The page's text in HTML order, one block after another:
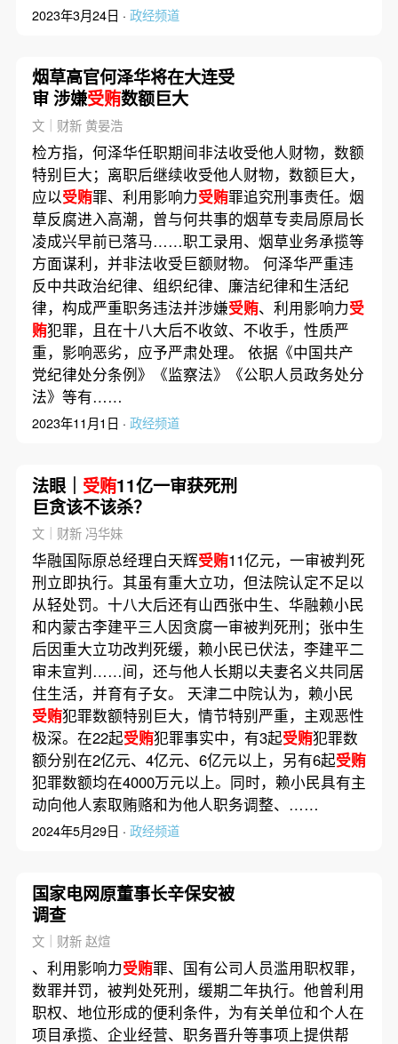
2023年3月24日 · 政经频道
烟草高官何泽华将在大连受
审 涉嫌受贿数额巨大
文｜财新 黄晏浩
检方指，何泽华任职期间非法收受他人财物，数额
特别巨大；离职后继续收受他人财物，数额巨大，
应以受贿罪、利用影响力受贿罪追究刑事责任。烟
草反腐进入高潮，曾与何共事的烟草专卖局原局长
凌成兴早前已落马……职工录用、烟草业务承揽等
方面谋利，并非法收受巨额财物。 何泽华严重违
反中共政治纪律、组织纪律、廉洁纪律和生活纪
律，构成严重职务违法并涉嫌受贿、利用影响力受
贿犯罪，且在十八大后不收敛、不收手，性质严
重，影响恶劣，应予严肃处理。 依据《中国共产
党纪律处分条例》《监察法》《公职人员政务处分
法》等有……
2023年11月1日 · 政经频道
法眼｜ 受贿11亿一审获死刑
巨贪该不该杀？
文｜财新 冯华妹
华融国际原总经理白天辉受贿11亿元，一审被判死
刑立即执行。其虽有重大立功，但法院认定不足以
从轻处罚。十八大后还有山西张中生、华融赖小民
和内蒙古李建平三人因贪腐一审被判死刑；张中生
后因重大立功改判死缓，赖小民已伏法，李建平二
审未宣判……间，还与他人长期以夫妻名义共同居
住生活，并育有子女。 天津二中院认为，赖小民
受贿犯罪数额特别巨大，情节特别严重，主观恶性
极深。在22起受贿犯罪事实中，有3起受贿犯罪数
额分别在2亿元、4亿元、6亿元以上，另有6起受贿
犯罪数额均在4000万元以上。同时，赖小民具有主
动向他人索取贿赂和为他人职务调整、……
2024年5月29日 · 政经频道
国家电网原董事长辛保安被
调查
文｜财新 赵煊
、利用影响力受贿罪、国有公司人员滥用职权罪，
数罪并罚，被判处死刑，缓期二年执行。他曾利用
职权、地位形成的便利条件，为有关单位和个人在
项目承揽、企业经营、职务晋升等事项上提供帮